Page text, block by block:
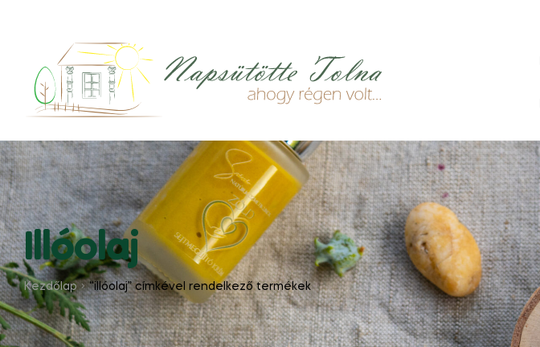
Illóolaj
Kezdőlap “illóolaj” címkével rendelkező termékek